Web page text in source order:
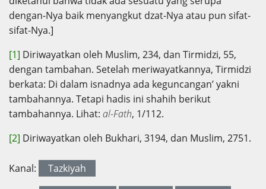
dengan-Nya baik menyangkut dzat-Nya atau pun sifat-
sifat-Nya.]
[1] Diriwayatkan oleh Muslim, 234, dan Tirmidzi, 55,
dengan tambahan. Setelah meriwayatkannya, Tirmidzi
berkata: Di dalam isnadnya ada keguncangan’ yakni
tambahannya. Tetapi hadis ini shahih berikut
tambahannya. Lihat: al-Fath, 1/112.
[2] Diriwayatkan oleh Bukhari, 3194, dan Muslim, 2751.
Kanal: Tazkiyah